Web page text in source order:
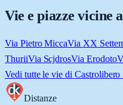
Vie e piazze vicine a
Via Pietro MiccaVia XX
ThuriiVia ScjdrosVia Erodoto
Vedi tutte le vie di Castrolibero
Distanze